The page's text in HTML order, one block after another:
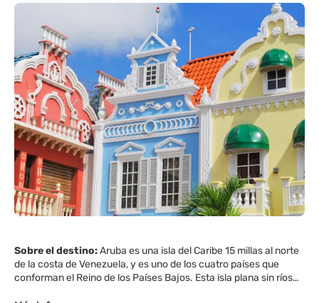
Sobre el destino:Aruba es una isla del Caribe 15 millas al norte
de la costa de Venezuela, y es uno de los cuatro países que
conforman el Reino de los Países Bajos. Esta isla plana sin ríos